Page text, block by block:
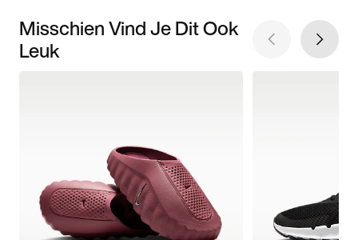
Misschien Vind Je Dit Ook
Leuk